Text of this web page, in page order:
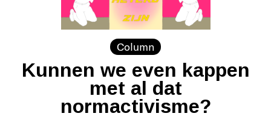
Column
Kunnen we even kappen
met al dat
normactivisme?